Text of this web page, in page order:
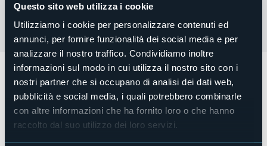
Questo sito web utilizza i cookie
Utilizziamo i cookie per personalizzare contenuti ed
annunci, per fornire funzionalità dei social media e per
analizzare il nostro traffico. Condividiamo inoltre
informazioni sul modo in cui utilizza il nostro sito con i
nostri partner che si occupano di analisi dei dati web,
pubblicità e social media, i quali potrebbero combinarle
con altre informazioni che ha fornito loro o che hanno
raccolto dal suo utilizzo dei loro servizi.
Da sabato 26 e lunedì 28 luglio 2025
in località Gabi Valle di Calice
FESTA CAMPESTRE DEL DONATORE
Cucina e griglia, tre serate danzanti e molto altro ancora..